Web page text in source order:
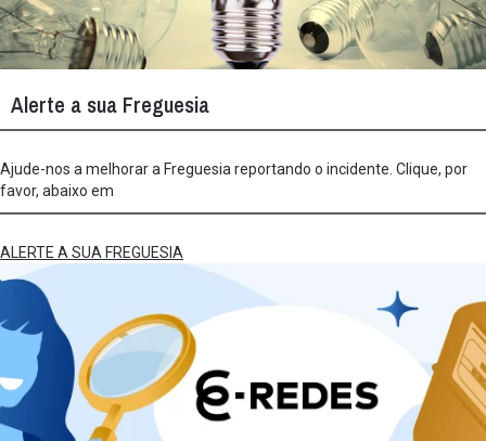
Alerte a sua Freguesia
Ajude-nos a melhorar a Freguesia reportando o incidente. Clique, por
favor, abaixo em
ALERTE A SUA FREGUESIA